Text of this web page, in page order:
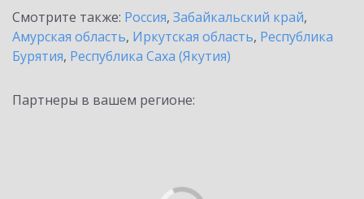
Смотрите также: Россия, Забайкальский край,
Амурская область, Иркутская область, Республика
Бурятия, Республика Саха (Якутия)
Партнеры в вашем регионе: